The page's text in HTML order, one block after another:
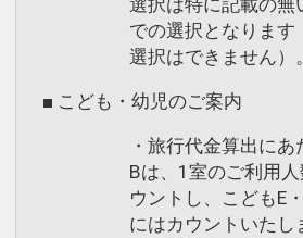
での選択となります
選択はできません）。
■ こども・幼児のご案内
・旅行代金算出にあ
Bは、1室のご利用
ウントし、こどもE
にはカウントいたし